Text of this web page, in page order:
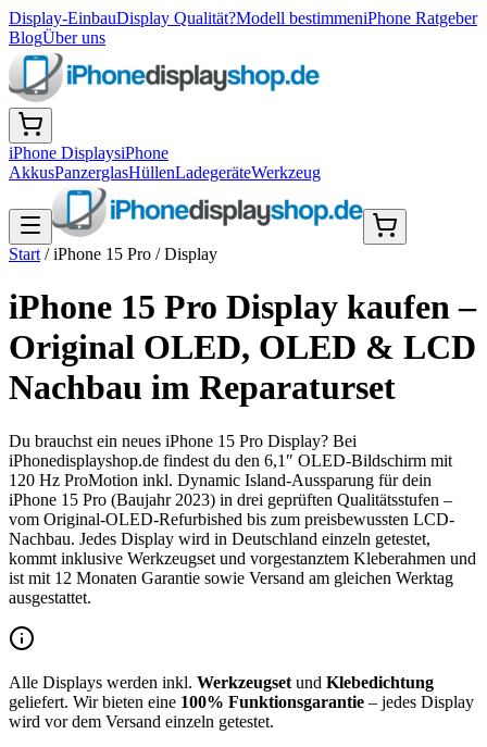
Display-EinbauDisplay Qualität?Modell bestimmeniPhone Ratgeber
BlogÜber uns
iPhone DisplaysiPhone
AkkusPanzerglasHüllenLadegeräteWerkzeug
Start /iPhone 15 Pro /Display
iPhone 15 Pro Display kaufen –
Original OLED, OLED & LCD
Nachbau im Reparaturset
Du brauchst ein neues iPhone 15 Pro Display? Bei
iPhonedisplayshop.de findest du den 6,1″ OLED-Bildschirm mit
120 Hz ProMotion inkl. Dynamic Island-Aussparung für dein
iPhone 15 Pro (Baujahr 2023) in drei geprüften Qualitätsstufen –
vom Original-OLED-Refurbished bis zum preisbewussten LCD-
Nachbau. Jedes Display wird in Deutschland einzeln getestet,
kommt inklusive Werkzeugset und vorgestanztem Kleberahmen und
ist mit 12 Monaten Garantie sowie Versand am gleichen Werktag
ausgestattet.
Alle Displays werden inkl. Werkzeugset und Klebedichtung
geliefert. Wir bieten eine 100% Funktionsgarantie – jedes Display
wird vor dem Versand einzeln getestet.